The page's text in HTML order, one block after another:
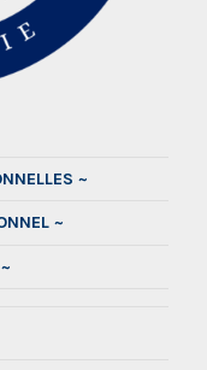
~
~